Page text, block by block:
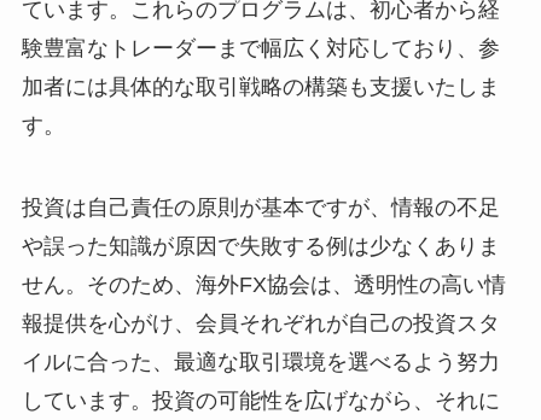
ています。これらのプログラムは、初心者から経
験豊富なトレーダーまで幅広く対応しており、参
加者には具体的な取引戦略の構築も支援いたしま
す。
投資は自己責任の原則が基本ですが、情報の不足
や誤った知識が原因で失敗する例は少なくありま
せん。そのため、海外FX協会は、透明性の高い情
報提供を心がけ、会員それぞれが自己の投資スタ
イルに合った、最適な取引環境を選べるよう努力
しています。投資の可能性を広げながら、それに